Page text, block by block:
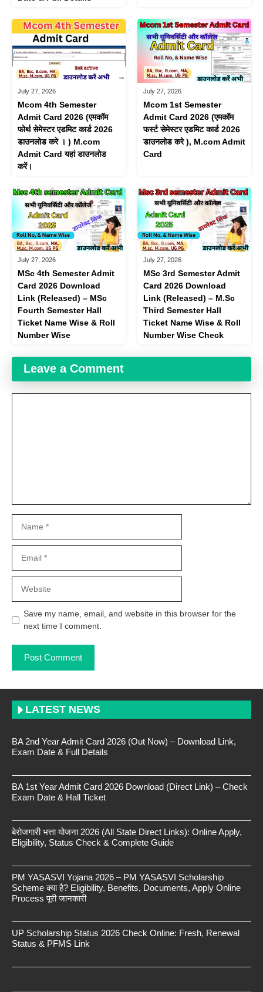
July 27, 2026
Mcom 4th Semester
Admit Card 2026 (एमकॉम
फोर्थ सेमेस्टर एडमिट कार्ड 2026
डाउनलोड करे । ) M.com
Admit Card यहां डाउनलोड
करें।
July 27, 2026
Mcom 1st Semester
Admit Card 2026 (एमकॉम
फर्स्ट सेमेस्टर एडमिट कार्ड 2026
डाउनलोड करे ), M.com Admit
Card
July 27, 2026
MSc 4th Semester Admit
Card 2026 Download
Link (Released) – MSc
Fourth Semester Hall
Ticket Name Wise & Roll
Number Wise
July 27, 2026
MSc 3rd Semester Admit
Card 2026 Download
Link (Released) – M.Sc
Third Semester Hall
Ticket Name Wise & Roll
Number Wise Check
Leave a Comment
Save my name, email, and website in this browser for the
next time I comment.
LATEST NEWS
BA 2nd Year Admit Card 2026 (Out Now) – Download Link,
Exam Date & Full Details
BA 1st Year Admit Card 2026 Download (Direct Link) – Check
Exam Date & Hall Ticket
बेरोजगारी भत्ता योजना 2026 (All State Direct Links): Online Apply,
Eligibility, Status Check & Complete Guide
PM YASASVI Yojana 2026 – PM YASASVI Scholarship
Scheme क्या है? Eligibility, Benefits, Documents, Apply Online
Process पूरी जानकारी
UP Scholarship Status 2026 Check Online: Fresh, Renewal
Status & PFMS Link